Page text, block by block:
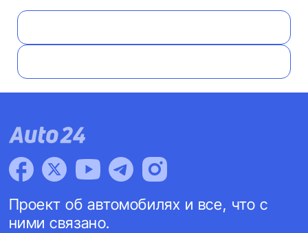
Проект об автомобилях и все, что с
ними связано.